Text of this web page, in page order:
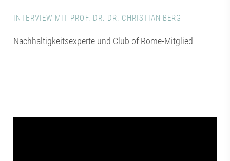
INTERVIEW MIT PROF. DR. DR. CHRISTIAN BERG
Nachhaltigkeitsexperte und Club of Rome-Mitglied